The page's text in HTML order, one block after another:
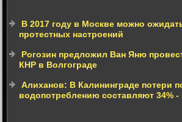
В 2017 году в Москве можно
протестных настроений
Рогозин предложил Ван Яню
КНР в Волгограде
Алиханов: В Калининграде потери
водопотреблению составляют 34% -